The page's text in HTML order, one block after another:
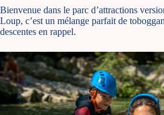
Bienvenue dans le parc d’attractions
Loup, c’est un mélange parfait de
descentes en rappel.